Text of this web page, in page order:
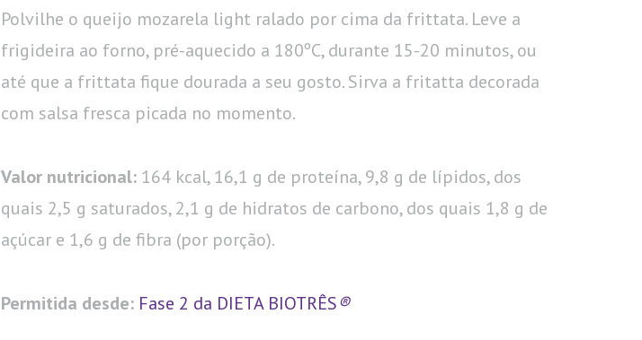
Polvilhe o queijo mozarela light ralado por cima da frittata. Leve a
frigideira ao forno, pré-aquecido a 180ºC, durante 15-20 minutos, ou
até que a frittata fique dourada a seu gosto. Sirva a fritatta decorada
com salsa fresca picada no momento.
Valor nutricional: 164 kcal, 16,1 g de proteína, 9,8 g de lípidos, dos
quais 2,5 g saturados, 2,1 g de hidratos de carbono, dos quais 1,8 g de
açúcar e 1,6 g de fibra (por porção).
Permitida desde: Fase 2 da DIETA BIOTRÊS®